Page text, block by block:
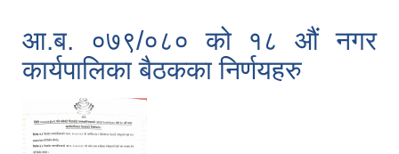
आ.ब. ०७९/०८० को १८ औं नगर
कार्यपालिका बैठकका निर्णयहरु